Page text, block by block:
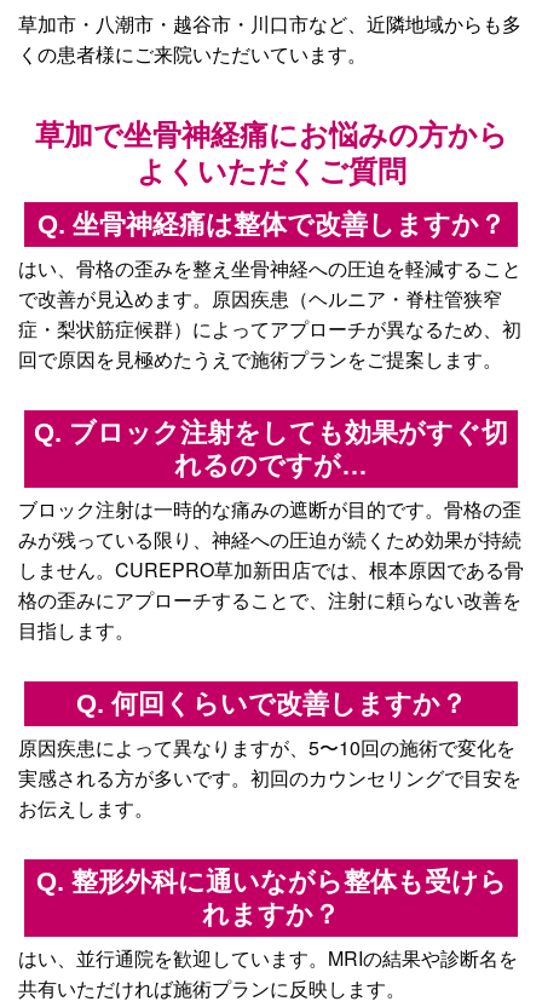
草加市・八潮市・越谷市・川口市など、近隣地域からも多
くの患者様にご来院いただいています。
草加で坐骨神経痛にお悩みの方から
よくいただくご質問
Q. 坐骨神経痛は整体で改善しますか？
はい、骨格の歪みを整え坐骨神経への圧迫を軽減すること
で改善が見込めます。原因疾患（ヘルニア・脊柱管狭窄
症・梨状筋症候群）によってアプローチが異なるため、初
回で原因を見極めたうえで施術プランをご提案します。
Q. ブロック注射をしても効果がすぐ切
れるのですが…
ブロック注射は一時的な痛みの遮断が目的です。骨格の歪
みが残っている限り、神経への圧迫が続くため効果が持続
しません。CUREPRO草加新田店では、根本原因である骨
格の歪みにアプローチすることで、注射に頼らない改善を
目指します。
Q. 何回くらいで改善しますか？
原因疾患によって異なりますが、5〜10回の施術で変化を
実感される方が多いです。初回のカウンセリングで目安を
お伝えします。
Q. 整形外科に通いながら整体も受けら
れますか？
はい、並行通院を歓迎しています。MRIの結果や診断名を
共有いただければ施術プランに反映します。